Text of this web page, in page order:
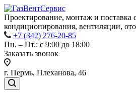
Проектирование, монтаж и поставка
кондиционирования, вентиляции,
+7 (342) 276-20-85
Пн. – Пт.: с 9:00 до 18:00
Заказать звонок
г. Пермь, Плеханова, 46